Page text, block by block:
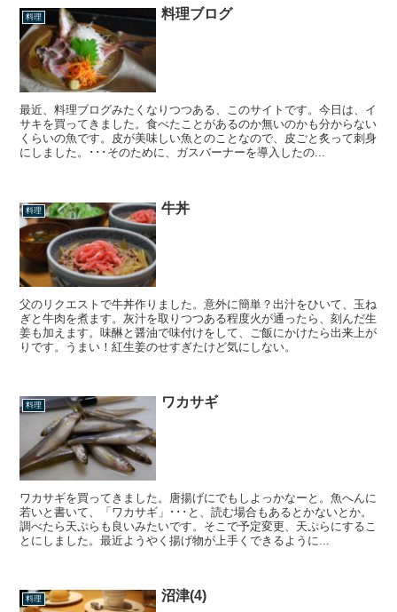
料理 料理ブログ
最近、料理ブログみたくなりつつある、このサイトです。今日は、イ
サキを買ってきました。食べたことがあるのか無いのかも分からない
くらいの魚です。皮が美味しい魚とのことなので、皮ごと炙って刺身
にしました。･･･そのために、ガスバーナーを導入したの...
料理 牛丼
父のリクエストで牛丼作りました。意外に簡単？出汁をひいて、玉ね
ぎと牛肉を煮ます。灰汁を取りつつある程度火が通ったら、刻んだ生
姜も加えます。味醂と醤油で味付けをして、ご飯にかけたら出来上が
りです。うまい！紅生姜のせすぎたけど気にしない。
料理 ワカサギ
ワカサギを買ってきました。唐揚げにでもしよっかなーと。魚へんに
若いと書いて、「ワカサギ」･･･と、読む場合もあるとかないとか。
調べたら天ぷらも良いみたいです。そこで予定変更、天ぷらにするこ
とにしました。最近ようやく揚げ物が上手くできるように...
料理 沼津(4)